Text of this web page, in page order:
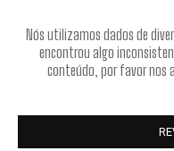
Nós utilizamos dados de
encontrou algo
conteúdo, por favor nos